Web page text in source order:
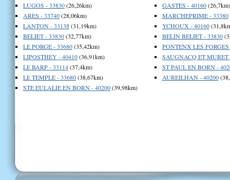
LUGOS - 33830(26,26km)
ARES - 33740(28,06km)
LANTON - 33138(31,19km)
BELIET - 33830(32,77km)
LE PORGE - 33680(35,42km)
LIPOSTHEY - 40410(36,91km)
LE BARP - 33114(37,4km)
LE TEMPLE - 33680(38,67km)
STE EULALIE EN BORN - 40200(39,98km)
GASTES - 40160(26,7km)
MARCHEPRIME - 33380
YCHOUX - 40160
BELIN BELIET - 33830
PONTENX LES FORGES
SAUGNACQ ET MURET
ST PAUL EN BORN -
AUREILHAN - 40200